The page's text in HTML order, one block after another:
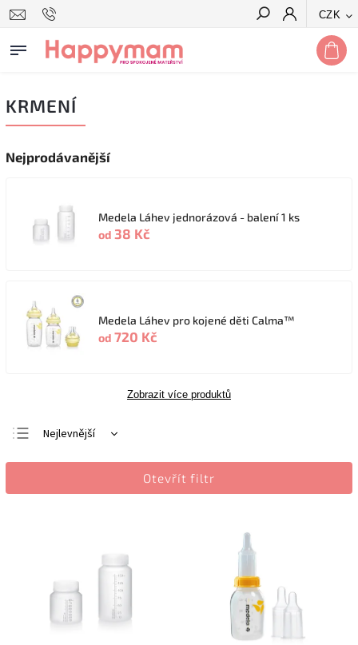
CZK
Hledat
KRMENÍ
Nejprodávanější
Medela Láhev jednorázová - balení 1 ks
od 38 Kč
Medela Láhev pro kojené děti Calma™
od 720 Kč
Zobrazit více produktů
Nejlevnější
Nejdražší
Otevřít filtr